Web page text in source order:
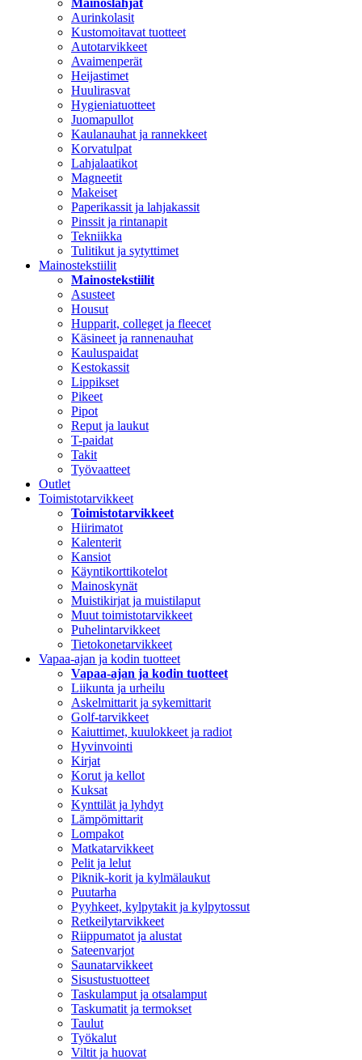
Mainoslahjat
Aurinkolasit
Kustomoitavat tuotteet
Autotarvikkeet
Avaimenperät
Heijastimet
Huulirasvat
Hygieniatuotteet
Juomapullot
Kaulanauhat ja rannekkeet
Korvatulpat
Lahjalaatikot
Magneetit
Makeiset
Paperikassit ja lahjakassit
Pinssit ja rintanapit
Tekniikka
Tulitikut ja sytyttimet
Mainostekstiilit
Mainostekstiilit
Asusteet
Housut
Hupparit, colleget ja fleecet
Käsineet ja rannenauhat
Kauluspaidat
Kestokassit
Lippikset
Pikeet
Pipot
Reput ja laukut
T-paidat
Takit
Työvaatteet
Outlet
Toimistotarvikkeet
Toimistotarvikkeet
Hiirimatot
Kalenterit
Kansiot
Käyntikorttikotelot
Mainoskynät
Muistikirjat ja muistilaput
Muut toimistotarvikkeet
Puhelintarvikkeet
Tietokonetarvikkeet
Vapaa-ajan ja kodin tuotteet
Vapaa-ajan ja kodin tuotteet
Liikunta ja urheilu
Askelmittarit ja sykemittarit
Golf-tarvikkeet
Kaiuttimet, kuulokkeet ja radiot
Hyvinvointi
Kirjat
Korut ja kellot
Kuksat
Kynttilät ja lyhdyt
Lämpömittarit
Lompakot
Matkatarvikkeet
Pelit ja lelut
Piknik-korit ja kylmälaukut
Puutarha
Pyyhkeet, kylpytakit ja kylpytossut
Retkeilytarvikkeet
Riippumatot ja alustat
Sateenvarjot
Saunatarvikkeet
Sisustustuotteet
Taskulamput ja otsalamput
Taskumatit ja termokset
Taulut
Työkalut
Viltit ja huovat